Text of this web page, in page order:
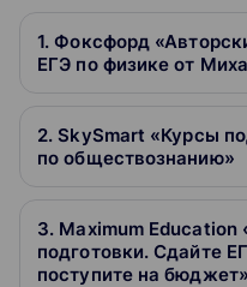
1. Фоксфорд
ЕГЭ по физике от
2. SkySmart «Курсы
по обществознанию»
3. Maximum
подготовки. Сдайте
поступите на бюджет»